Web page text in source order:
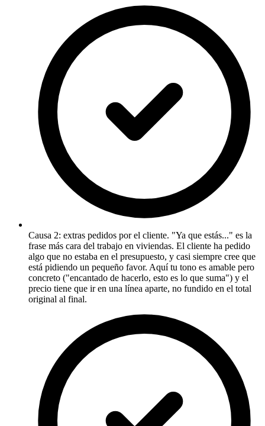
Causa 2: extras pedidos por el cliente. "Ya que estás..." es la
frase más cara del trabajo en viviendas. El cliente ha pedido
algo que no estaba en el presupuesto, y casi siempre cree que
está pidiendo un pequeño favor. Aquí tu tono es amable pero
concreto ("encantado de hacerlo, esto es lo que suma") y el
precio tiene que ir en una línea aparte, no fundido en el total
original al final.